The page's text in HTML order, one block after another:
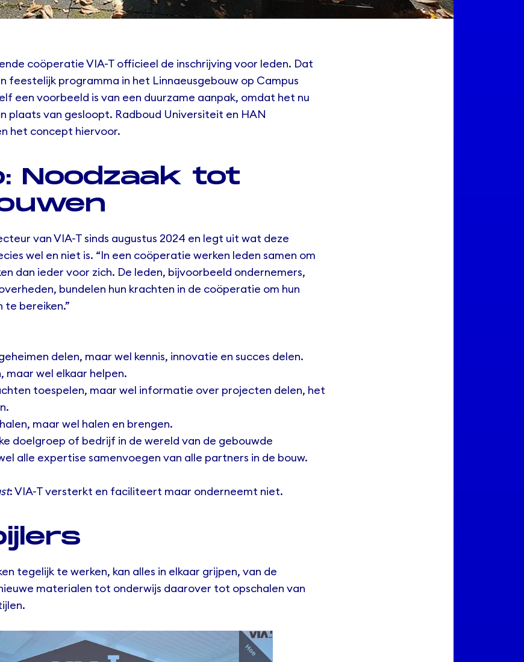
coöperatie VIA-T officieel de inschrijving voor leden. Dat
feestelijk programma in het Linnaeusgebouw op Campus
een voorbeeld is van een duurzame aanpak, omdat het nu
plaats van gesloopt. Radboud Universiteit en HAN
het concept hiervoor.
Noodzaak tot
van VIA-T sinds augustus 2024 en legt uit wat deze
wel en niet is. “In een coöperatie werken leden samen om
dan ieder voor zich. De leden, bijvoorbeeld ondernemers,
bundelen hun krachten in de coöperatie om hun
te bereiken.”
delen, maar wel kennis, innovatie en succes delen.
maar wel elkaar helpen.
toespelen, maar wel informatie over projecten delen, het
maar wel halen en brengen.
doelgroep of bedrijf in de wereld van de gebouwde
alle expertise samenvoegen van alle partners in de bouw.
: VIA-T versterkt en faciliteert maar onderneemt niet.
tegelijk te werken, kan alles in elkaar grijpen, van de
materialen tot onderwijs daarover tot opschalen van